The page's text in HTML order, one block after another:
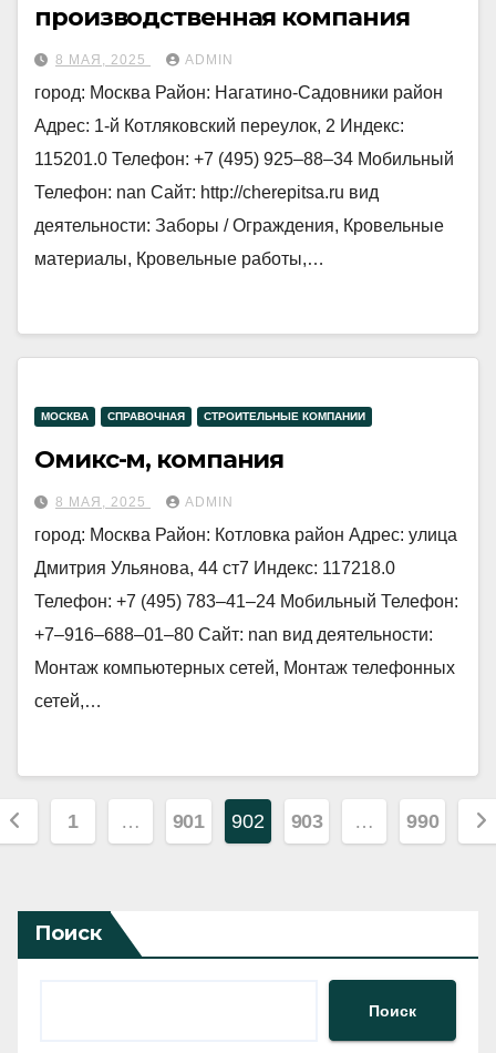
производственная компания
8 МАЯ, 2025 ADMIN
город: Москва Район: Нагатино-Садовники район
Адрес: 1-й Котляковский переулок, 2 Индекс:
115201.0 Телефон: +7 (495) 925‒88‒34 Мобильный
Телефон: nan Сайт: http://cherepitsa.ru вид
деятельности: Заборы / Ограждения, Кровельные
материалы, Кровельные работы,…
МОСКВА СПРАВОЧНАЯ СТРОИТЕЛЬНЫЕ КОМПАНИИ
Омикс-м, компания
8 МАЯ, 2025 ADMIN
город: Москва Район: Котловка район Адрес: улица
Дмитрия Ульянова, 44 ст7 Индекс: 117218.0
Телефон: +7 (495) 783‒41‒24 Мобильный Телефон:
+7‒916‒688‒01‒80 Сайт: nan вид деятельности:
Монтаж компьютерных сетей, Монтаж телефонных
сетей,…
1 … 901 902 903 … 990
Поиск
Поиск